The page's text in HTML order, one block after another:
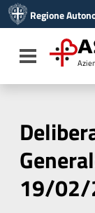
Vai al menu
Vai al footer
Regione
Toggle
19/02/